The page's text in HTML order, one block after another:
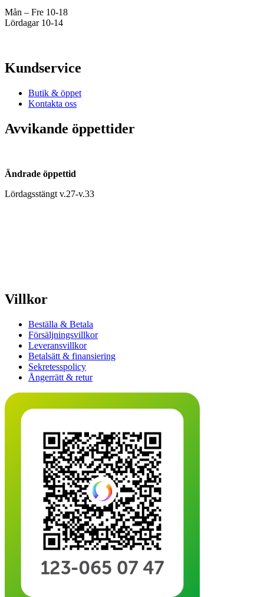
Mån – Fre 10-18
Lördagar 10-14
Kundservice
Butik & öppet
Kontakta oss
Avvikande öppettider
Ändrade öppettid
Lördagsstängt v.27-v.33
Villkor
Beställa & Betala
Försäljningsvillkor
Leveransvillkor
Betalsätt & finansiering
Sekretesspolicy
Ångerrätt & retur